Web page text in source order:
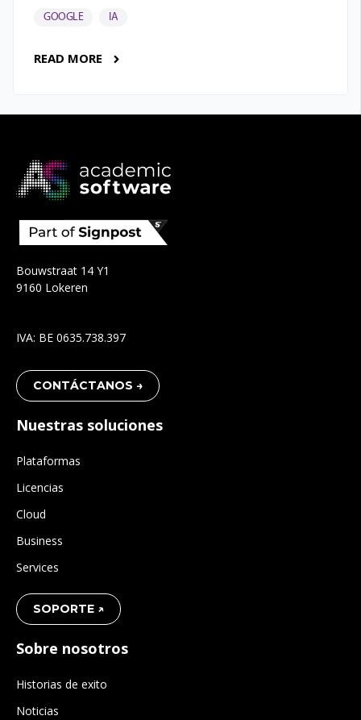
GOOGLE IA
READ MORE
Bouwstraat 14 Y1
9160 Lokeren
IVA: BE 0635.738.397
CONTÁCTANOS →
Nuestras soluciones
Plataformas
Licencias
Cloud
Business
Services
SOPORTE ↗
Sobre nosotros
Historias de exito
Noticias